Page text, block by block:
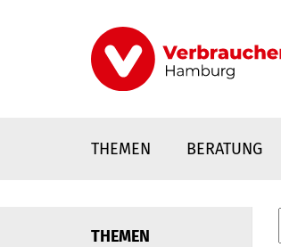
THEMEN BERATUNG
THEMEN